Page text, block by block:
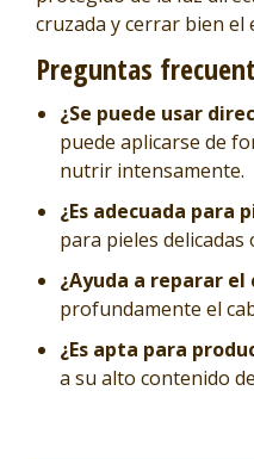
cruzada y cerrar bien el
Preguntas
¿Se puede usar
puede aplicarse de
nutrir intensamente.
¿Es adecuada para
para pieles delicadas
¿Ayuda a reparar el
profundamente el
¿Es apta para
a su alto contenido